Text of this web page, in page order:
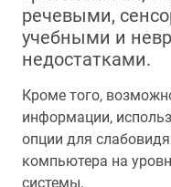
речевыми,
учебными и
недостатками.
Кроме того,
информации,
опции для
компьютера на
системы.